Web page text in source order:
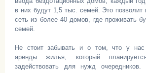
в них будут 1,5 тыс. семей. Это позволит
сеть из более 40 домов, где проживать
семей.
Не стоит забывать и о том, что у нас
аренды жилья, который
задействовать для нужд